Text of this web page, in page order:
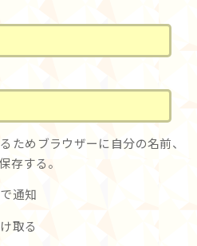
ためブラウザーに自分の名前、
存する。
通知
取る